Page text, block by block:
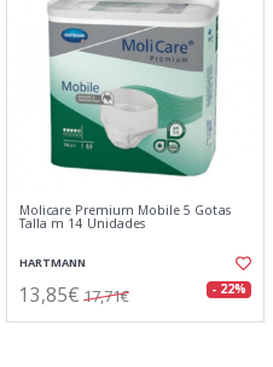
Molicare Premium Mobile 5 Gotas
Talla m 14 Unidades
HARTMANN
13,85€ 17,71€ - 22%